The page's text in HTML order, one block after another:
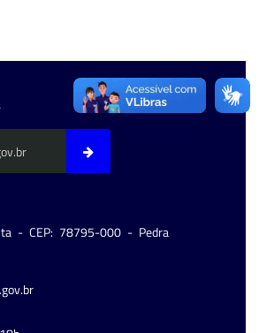
- CEP: 78795-000 - Pedra